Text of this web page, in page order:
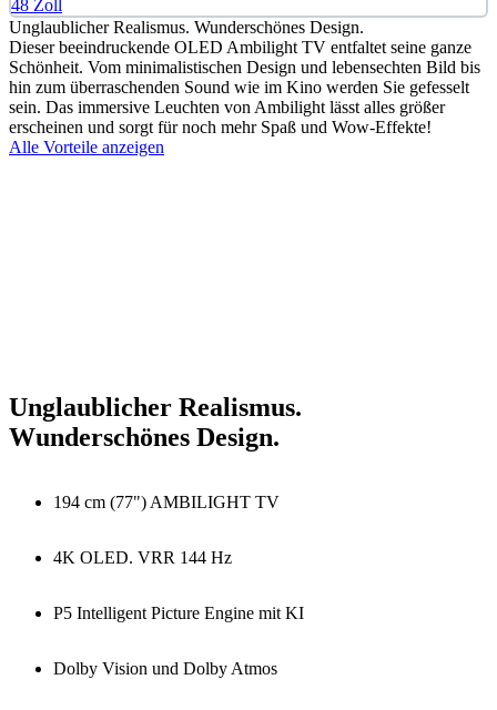
48 Zoll
Unglaublicher Realismus. Wunderschönes Design.
Dieser beeindruckende OLED Ambilight TV entfaltet seine ganze
Schönheit. Vom minimalistischen Design und lebensechten Bild bis
hin zum überraschenden Sound wie im Kino werden Sie gefesselt
sein. Das immersive Leuchten von Ambilight lässt alles größer
erscheinen und sorgt für noch mehr Spaß und Wow-Effekte!
Alle Vorteile anzeigen
Unglaublicher Realismus.
Wunderschönes Design.
194 cm (77") AMBILIGHT TV
4K OLED. VRR 144 Hz
P5 Intelligent Picture Engine mit KI
Dolby Vision und Dolby Atmos